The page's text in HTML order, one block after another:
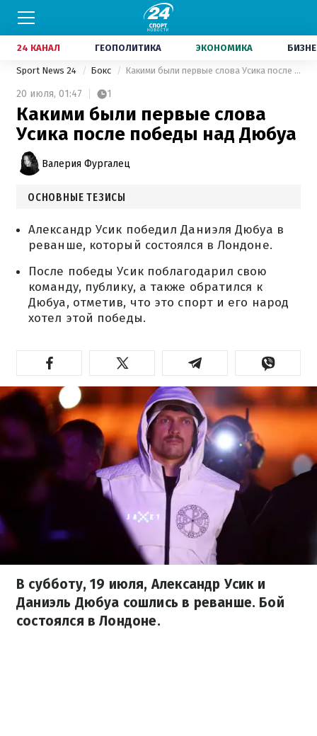
24 КАНАЛ ГЕОПОЛИТИКА ЭКОНОМИКА
Sport News 24 Бокс Какими были первые слова Усика после победы над Дюбуа
20 июля, 01:47 1
Какими были первые слова
Усика после победы над Дюбуа
Валерия Фургалец
ОСНОВНЫЕ ТЕЗИСЫ
Александр Усик победил Даниэля Дюбуа в
реванше, который состоялся в Лондоне.
После победы Усик поблагодарил свою
команду, публику, а также обратился к
Дюбуа, отметив, что это спорт и его народ
хотел этой победы.
В субботу, 19 июля, Александр Усик и
Даниэль Дюбуа сошлись в реванше. Бой
состоялся в Лондоне.